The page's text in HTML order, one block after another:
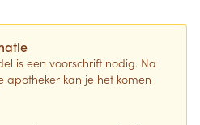
is een voorschrift nodig. Na
apotheker kan je het komen